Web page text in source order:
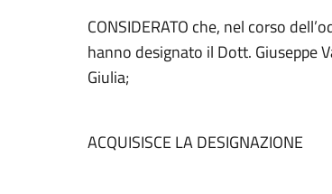
CONSIDERATO che, nel corso
hanno designato il Dott. Giuseppe
Giulia;
ACQUISISCE LA DESIGNAZIONE